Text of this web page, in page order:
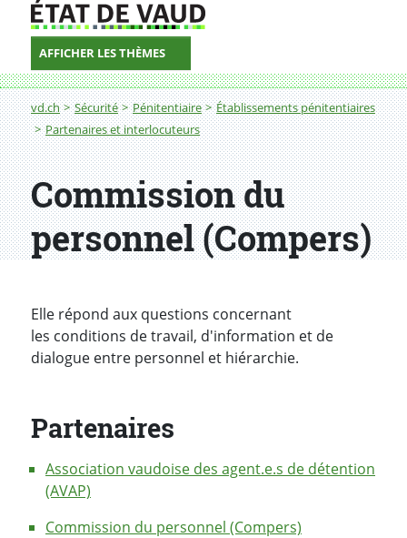
AFFICHER LES THÈMES
Fil d'Ariane
vd.ch Sécurité Pénitentiaire
Établissements pénitentiaires
Partenaires et interlocuteurs
Commission du
personnel (Compers)
Elle répond aux questions concernant
les conditions de travail, d'information et de
dialogue entre personnel et hiérarchie.
Partenaires
Association vaudoise des agent.e.s de détention
(AVAP)
Commission du personnel (Compers)